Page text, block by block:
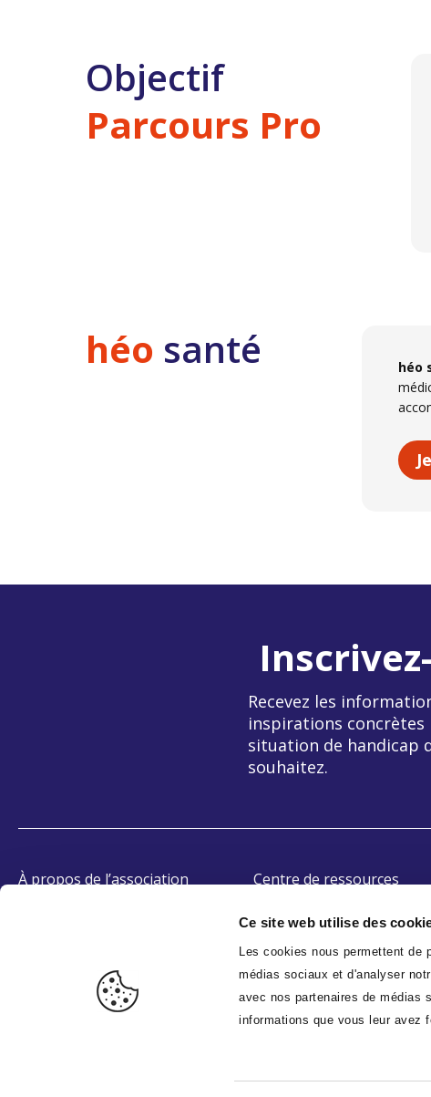
Ce site web utilise des
Les cookies nous permettent de
médias sociaux et d'analyser
avec nos partenaires de médias
informations que vous leur avez
Objectif
Parcours Pro
héo santé héo
Recevez les
inspirations concrètes
situation de handicap
souhaitez.
À propos de l’association
Centre de ressources
Accessibilité